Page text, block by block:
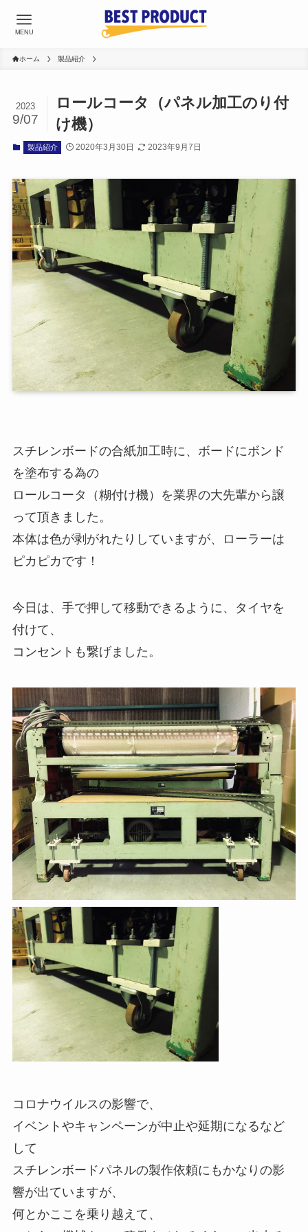
MENU
ホーム 製品紹介
ロールコータ（パネル加工のり付
け機）
2023
9/07
製品紹介 2020年3月30日 2023年9月7日
スチレンボードの合紙加工時に、ボードにボンド
を塗布する為の
ロールコータ（糊付け機）を業界の大先輩から譲
って頂きました。
本体は色が剥がれたりしていますが、ローラーは
ピカピカです！
今日は、手で押して移動できるように、タイヤを
付けて、
コンセントも繋げました。
コロナウイルスの影響で、
イベントやキャンペーンが中止や延期になるなど
して
スチレンボードパネルの製作依頼にもかなりの影
響が出ていますが、
何とかここを乗り越えて、